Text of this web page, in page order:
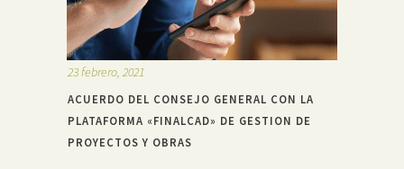
23 febrero, 2021
ACUERDO DEL CONSEJO GENERAL CON LA
PLATAFORMA «FINALCAD» DE GESTION DE
PROYECTOS Y OBRAS